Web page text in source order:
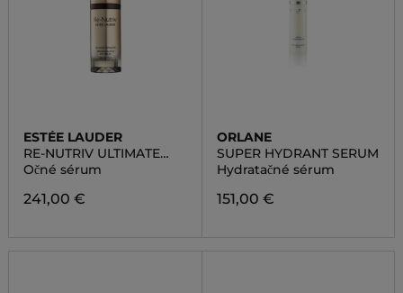
ESTÉE LAUDER
RE-NUTRIV ULTIMATE
DIAMOND
TRANSFORMATIVE EYE
SERUM
Očné sérum
241,00 €
ORLANE
SUPER HYDRANT SERUM
Hydratačné sérum
151,00 €